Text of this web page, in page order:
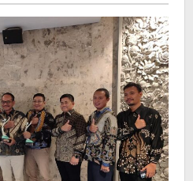
Lingkungan
&
Pemberdayaan
Masyarakat.